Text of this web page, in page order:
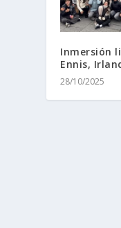
Inmersión
Ennis,
28/10/2025